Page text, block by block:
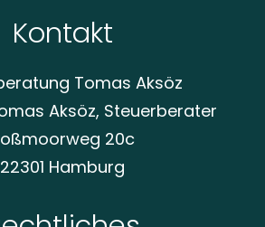
Kontakt
Tomas Aksöz
Aksöz, Steuerberater
20c
22301 Hamburg